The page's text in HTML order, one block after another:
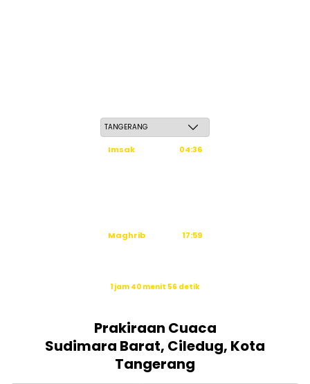
Imsak
04:36
Maghrib
17:59
1 jam 40 menit 55 detik
Prakiraan Cuaca
Sudimara Barat, Ciledug, Kota
Tangerang